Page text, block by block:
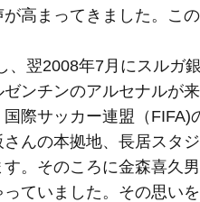
高まってきました。こ
、翌2008年7月にスルガ
ンチンのアルセナルが
際サッカー連盟（
んの本拠地、長居スタ
。そのころに金森喜久
ていました。その思い